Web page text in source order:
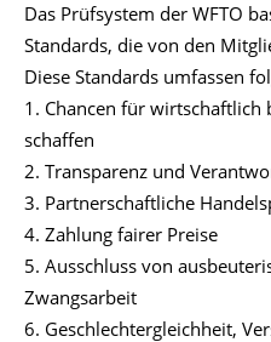
Das Prüfsystem der WFTO
Standards, die von den
Diese Standards umfassen
1. Chancen für wirtschaftlich
schaffen
2. Transparenz und
3. Partnerschaftliche
4. Zahlung fairer Preise
5. Ausschluss von
Zwangsarbeit
6. Geschlechtergleichheit,